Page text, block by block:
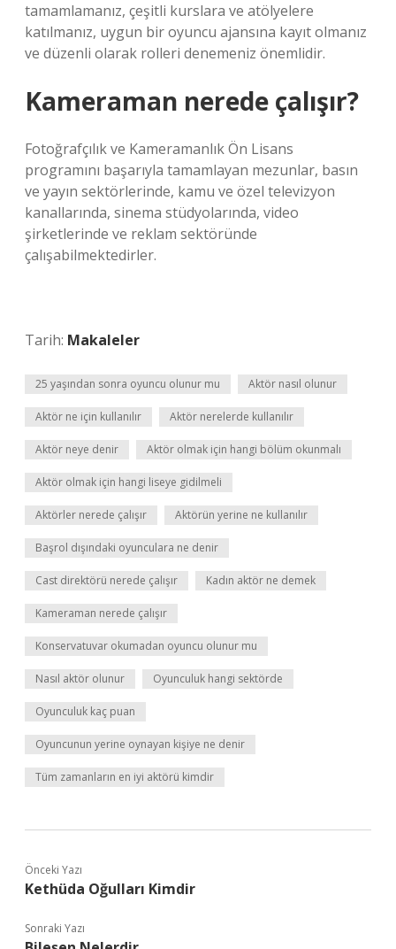
tamamlamanız, çeşitli kurslara ve atölyelere
katılmanız, uygun bir oyuncu ajansına kayıt olmanız
ve düzenli olarak rolleri denemeniz önemlidir.
Kameraman nerede çalışır?
Fotoğrafçılık ve Kameramanlık Ön Lisans
programını başarıyla tamamlayan mezunlar, basın
ve yayın sektörlerinde, kamu ve özel televizyon
kanallarında, sinema stüdyolarında, video
şirketlerinde ve reklam sektöründe
çalışabilmektedirler.
Tarih: Makaleler
25 yaşından sonra oyuncu olunur mu Aktör nasıl olunur
Aktör ne için kullanılır Aktör nerelerde kullanılır
Aktör neye denir Aktör olmak için hangi bölüm okunmalı
Aktör olmak için hangi liseye gidilmeli
Aktörler nerede çalışır Aktörün yerine ne kullanılır
Başrol dışındaki oyunculara ne denir
Cast direktörü nerede çalışır Kadın aktör ne demek
Kameraman nerede çalışır
Konservatuvar okumadan oyuncu olunur mu
Nasıl aktör olunur Oyunculuk hangi sektörde
Oyunculuk kaç puan
Oyuncunun yerine oynayan kişiye ne denir
Tüm zamanların en iyi aktörü kimdir
Önceki Yazı
Kethüda Oğulları Kimdir
Sonraki Yazı